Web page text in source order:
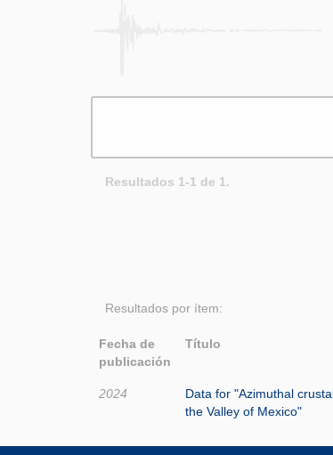
Resultados 1-1 de 1.
Resultados por ítem:
Fecha de
publicación
Título
2024
Data for "Azimuthal
the Valley of Mexico"